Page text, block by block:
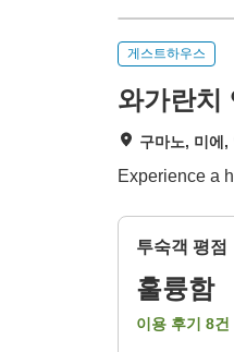
게스트하우스
와가란치
구마노, 미에,
Experience a
투숙객 평점
훌륭함
이용 후기 8건